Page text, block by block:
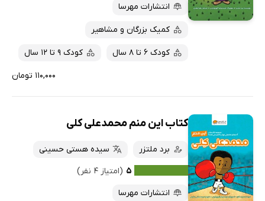
انتشارات مهرسا
کمیک بزرگان و مشاهیر
کودک 6 تا 8 سال کودک 9 تا 12 سال
۱۱۰,۰۰۰ تومان
کتاب این منم محمدعلی کلی
برد ملتزر
سیده هستی حسینی
۵ (امتیاز ۴ نفر)
انتشارات مهرسا